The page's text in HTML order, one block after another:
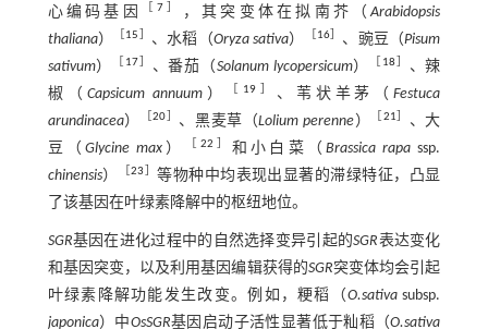
心编码基因
［7 ，其突变体在拟南芥（Arabidopsis
thaliana） 15 、水稻（Oryza sativa） 16］ 、豌豆（Pisum
sativum） 17 、番茄（Solanum lycopersicum） 18
、辣
椒（ Capsicum annuum） 19］ 、苇状羊茅（Festuca
arundinacea） ［20 、黑麦草（Lolium perenne） 21
、大
豆（ Glycine max ） 22 ］和小白菜（Brassica rapa ssp.
chinensis） ［23 ］等物种中均表现出显著的滞绿特征，凸显
了该基因在叶绿素降解中的枢纽地位。
SGR基因在进化过程中的自然选择变异引起的SGR表达变化
和基因突变，以及利用基因编辑获得的SGR突变体均会引起
叶绿素降解功能发生改变。例如，粳稻（O.sativa subsp.
japonica）中OsSGR基因启动子活性显著低于籼稻（O.sativa